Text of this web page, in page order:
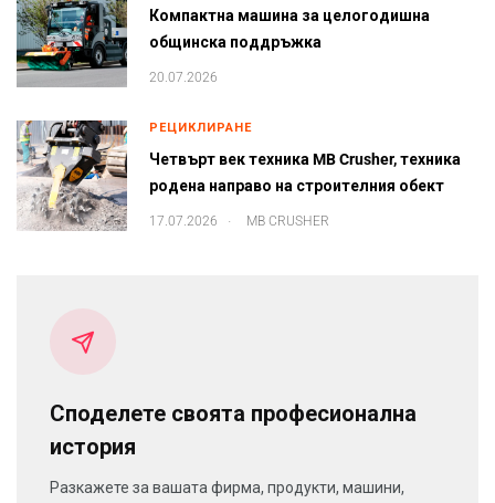
Компактна машина за целогодишна
общинска поддръжка
20.07.2026
РЕЦИКЛИРАНЕ
Четвърт век техника MB Crusher, техника
родена направо на строителния обект
17.07.2026 MB CRUSHER
Споделете своята професионална
история
Разкажете за вашата фирма, продукти, машини,